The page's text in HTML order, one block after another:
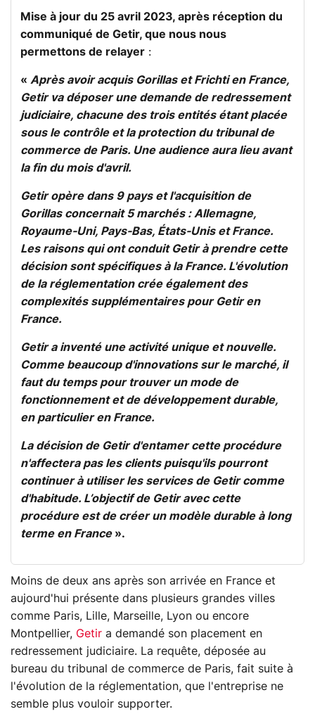
Mise à jour du 25 avril 2023, après réception du
communiqué de Getir, que nous nous
permettons de relayer :
«Après avoir acquis Gorillas et Frichti en France,
Getir va déposer une demande de redressement
judiciaire, chacune des trois entités étant placée
sous le contrôle et la protection du tribunal de
commerce de Paris. Une audience aura lieu avant
la fin du mois d'avril.
Getir opère dans 9 pays et l'acquisition de
Gorillas concernait 5 marchés : Allemagne,
Royaume-Uni, Pays-Bas, États-Unis et France.
Les raisons qui ont conduit Getir à prendre cette
décision sont spécifiques à la France. L'évolution
de la réglementation crée également des
complexités supplémentaires pour Getir en
France.
Getir a inventé une activité unique et nouvelle.
Comme beaucoup d'innovations sur le marché, il
faut du temps pour trouver un mode de
fonctionnement et de développement durable,
en particulier en France.
La décision de Getir d'entamer cette procédure
n'affectera pas les clients puisqu'ils pourront
continuer à utiliser les services de Getir comme
d'habitude. L’objectif de Getir avec cette
procédure est de créer un modèle durable à long
terme en France».
Moins de deux ans après son arrivée en France et
aujourd'hui présente dans plusieurs grandes villes
comme Paris, Lille, Marseille, Lyon ou encore
Montpellier, Getir a demandé son placement en
redressement judiciaire. La requête, déposée au
bureau du tribunal de commerce de Paris, fait suite à
l'évolution de la réglementation, que l'entreprise ne
semble plus vouloir supporter.